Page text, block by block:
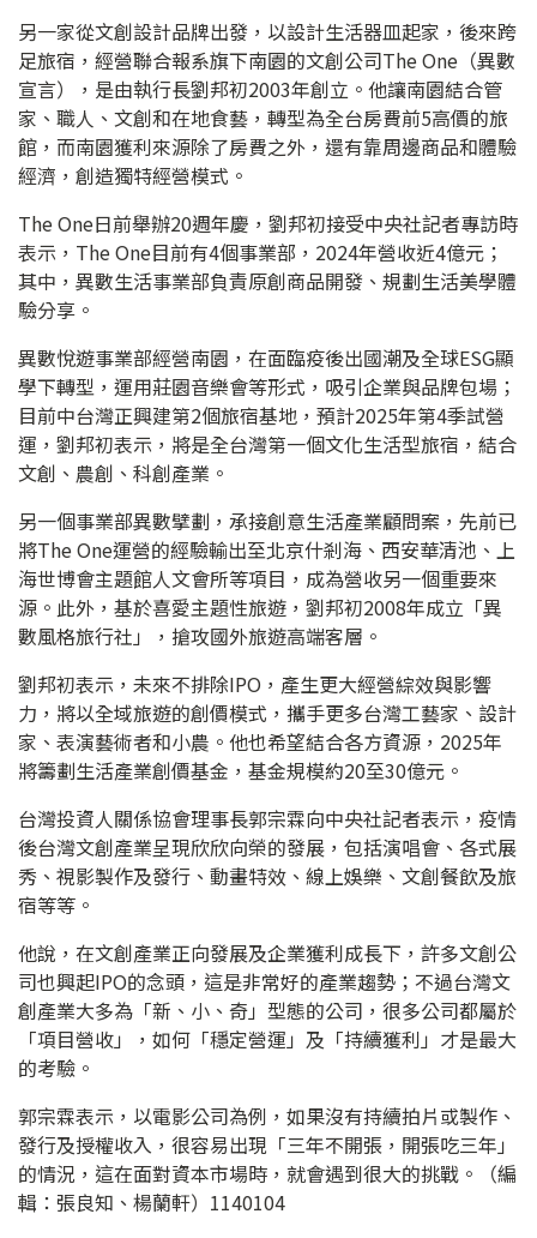
另一家從文創設計品牌出發，以設計生活器皿起家，後來跨
足旅宿，經營聯合報系旗下南園的文創公司The One（異數
宣言），是由執行長劉邦初2003年創立。他讓南園結合管
家、職人、文創和在地食藝，轉型為全台房費前5高價的旅
館，而南園獲利來源除了房費之外，還有靠周邊商品和體驗
經濟，創造獨特經營模式。
The One日前舉辦20週年慶，劉邦初接受中央社記者專訪時
表示，The One目前有4個事業部，2024年營收近4億元；
其中，異數生活事業部負責原創商品開發、規劃生活美學體
驗分享。
異數悅遊事業部經營南園，在面臨疫後出國潮及全球ESG顯
學下轉型，運用莊園音樂會等形式，吸引企業與品牌包場；
目前中台灣正興建第2個旅宿基地，預計2025年第4季試營
運，劉邦初表示，將是全台灣第一個文化生活型旅宿，結合
文創、農創、科創產業。
另一個事業部異數擘劃，承接創意生活產業顧問案，先前已
將The One運營的經驗輸出至北京什剎海、西安華清池、上
海世博會主題館人文會所等項目，成為營收另一個重要來
源。此外，基於喜愛主題性旅遊，劉邦初2008年成立「異
數風格旅行社」，搶攻國外旅遊高端客層。
劉邦初表示，未來不排除IPO，產生更大經營綜效與影響
力，將以全域旅遊的創價模式，攜手更多台灣工藝家、設計
家、表演藝術者和小農。他也希望結合各方資源，2025年
將籌劃生活產業創價基金，基金規模約20至30億元。
台灣投資人關係協會理事長郭宗霖向中央社記者表示，疫情
後台灣文創產業呈現欣欣向榮的發展，包括演唱會、各式展
秀、視影製作及發行、動畫特效、線上娛樂、文創餐飲及旅
宿等等。
他說，在文創產業正向發展及企業獲利成長下，許多文創公
司也興起IPO的念頭，這是非常好的產業趨勢；不過台灣文
創產業大多為「新、小、奇」型態的公司，很多公司都屬於
「項目營收」，如何「穩定營運」及「持續獲利」才是最大
的考驗。
郭宗霖表示，以電影公司為例，如果沒有持續拍片或製作、
發行及授權收入，很容易出現「三年不開張，開張吃三年」
的情況，這在面對資本市場時，就會遇到很大的挑戰。（編
輯：張良知、楊蘭軒）1140104